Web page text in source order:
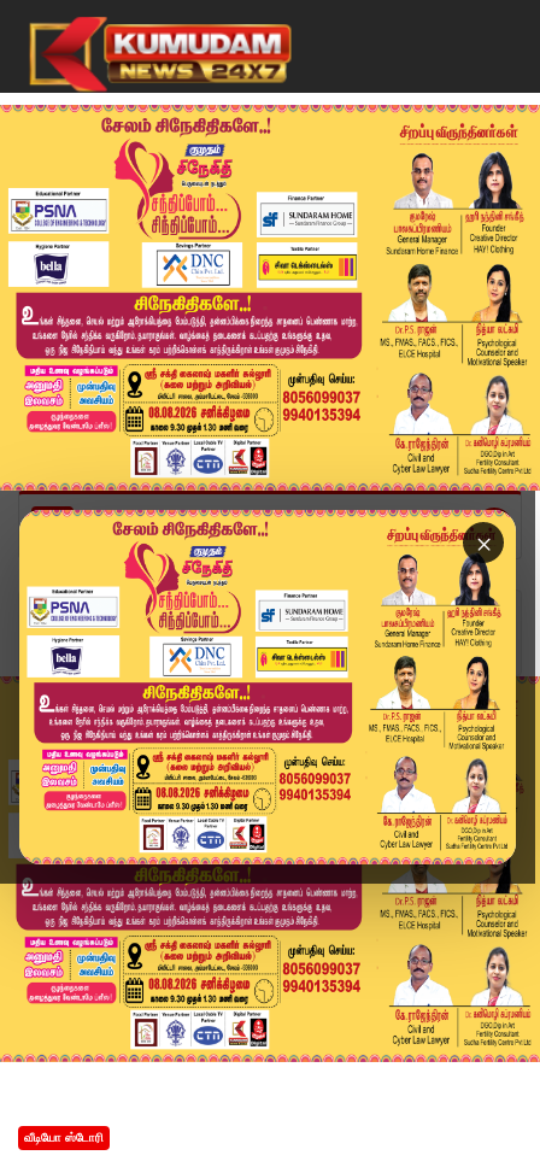
×
Home
வீடியோ ஸ்டோரி
இந்தியாவை சூழ்ந்த சாம்பல் மேகங்கள் | Ethiopia V...
வீடியோ ஸ்டோரி